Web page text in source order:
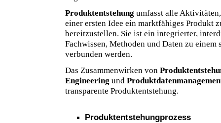
Produktentstehung umfasst alle
einer ersten Idee ein marktfähiges Produkt
bereitzustellen. Sie ist ein integrierter,
Fachwissen, Methoden und Daten zu einem
verbunden werden.
Das Zusammenwirken von
Engineering und
transparente Produktentstehung.
Produktentstehungprozess